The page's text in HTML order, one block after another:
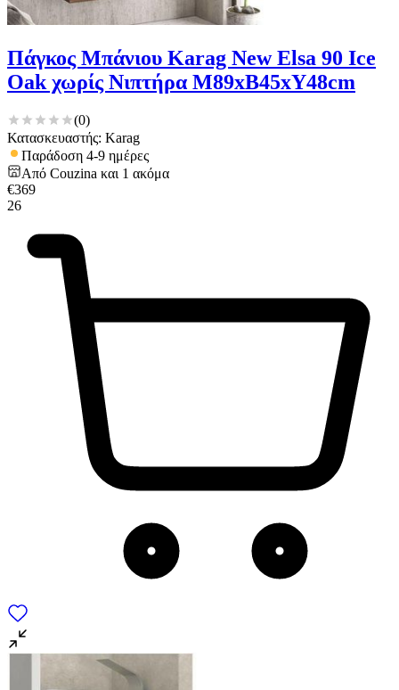
Πάγκος Μπάνιου Karag New Elsa 90 Ice
Oak χωρίς Νιπτήρα Μ89xΒ45xΥ48cm
(0)
Κατασκευαστής: Karag
Παράδοση 4-9 ημέρες
Από Couzina και 1 ακόμα
€369
26